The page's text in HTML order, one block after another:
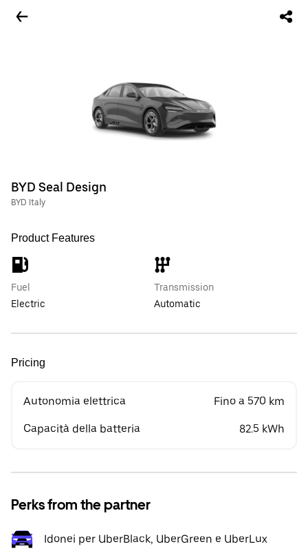
BYD Seal Design
BYD Italy
Product Features
Fuel
Electric
Transmission
Automatic
Pricing
Autonomia elettrica Fino a 570 km
Capacità della batteria 82.5 kWh
Perks from the partner
Idonei per UberBlack, UberGreen e UberLux